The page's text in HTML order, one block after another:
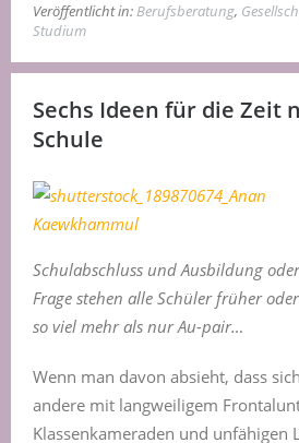
Veröffentlicht in:Berufsberatung,
Studium
Sechs Ideen für die Zeit
Schule
Schulabschluss und Ausbildung
Frage stehen alle Schüler früher
so viel mehr als nur Au-pair…
Wenn man davon absieht, dass
andere mit langweiligem
Klassenkameraden und unfähigen